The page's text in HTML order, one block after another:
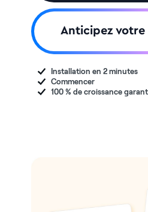
Anticipez votre
Installation en 2 minutes
Commencer
100 % de croissance